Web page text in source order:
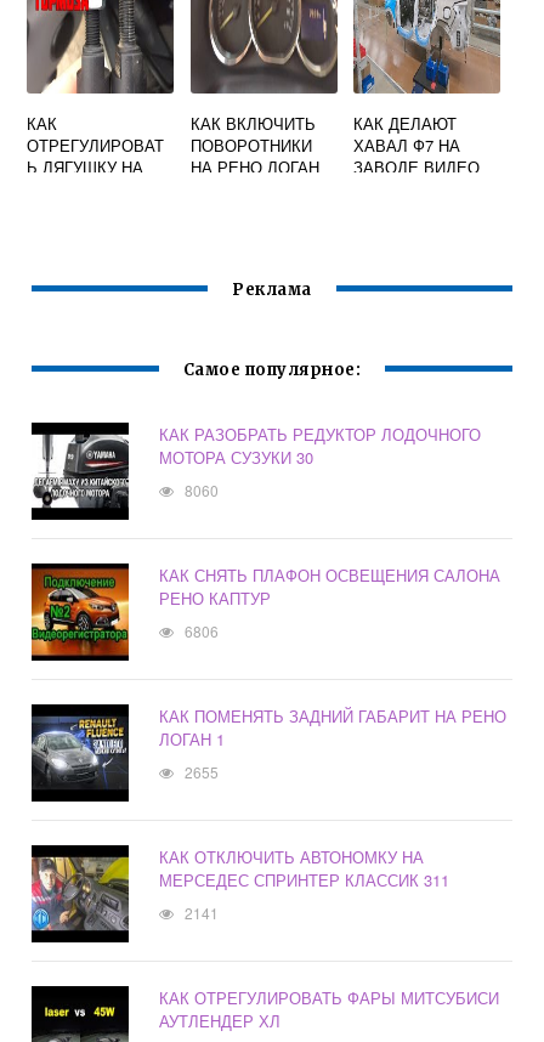
КАК
ОТРЕГУЛИРОВАТ
Ь ЛЯГУШКУ НА
КАК ВКЛЮЧИТЬ
ПОВОРОТНИКИ
НА РЕНО ЛОГАН
КАК ДЕЛАЮТ
ХАВАЛ Ф7 НА
ЗАВОДЕ ВИДЕО
Реклама
Самое популярное:
КАК РАЗОБРАТЬ РЕДУКТОР ЛОДОЧНОГО
МОТОРА СУЗУКИ 30
8060
КАК СНЯТЬ ПЛАФОН ОСВЕЩЕНИЯ САЛОНА
РЕНО КАПТУР
6806
КАК ПОМЕНЯТЬ ЗАДНИЙ ГАБАРИТ НА РЕНО
ЛОГАН 1
2655
КАК ОТКЛЮЧИТЬ АВТОНОМКУ НА
МЕРСЕДЕС СПРИНТЕР КЛАССИК 311
2141
КАК ОТРЕГУЛИРОВАТЬ ФАРЫ МИТСУБИСИ
АУТЛЕНДЕР ХЛ